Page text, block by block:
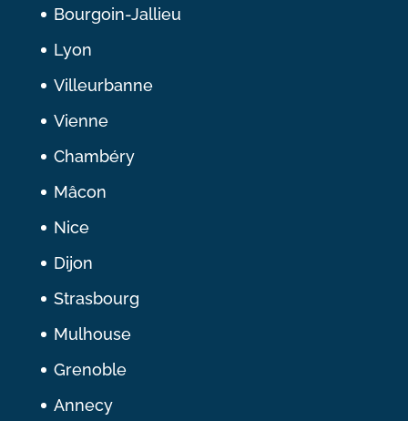
Bourgoin-Jallieu
Lyon
Villeurbanne
Vienne
Chambéry
Mâcon
Nice
Dijon
Strasbourg
Mulhouse
Grenoble
Annecy